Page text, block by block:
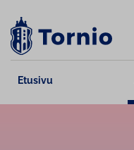
sisältöön
Etusivu